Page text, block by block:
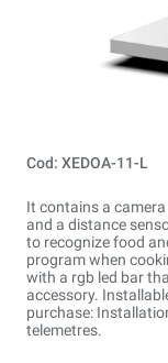
Cod: XEDOA-11-L
It contains a
and a distance
to recognize food
program when
with a rgb led bar
accessory.
purchase:
telemetres.